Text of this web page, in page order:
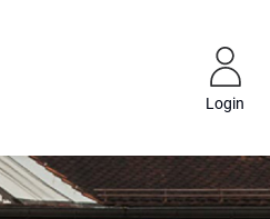
Login